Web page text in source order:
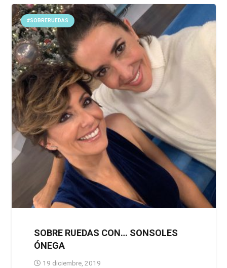
#SOBRERUEDAS
SOBRE RUEDAS CON… SONSOLES
ÓNEGA
19 diciembre, 2019